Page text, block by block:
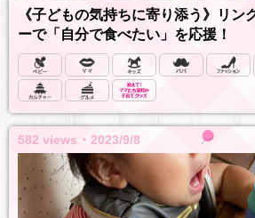
《子どもの気持ちに寄り添う》リン
ーで「自分で食べたい」を応援！
582 views ･ 2023/9/8